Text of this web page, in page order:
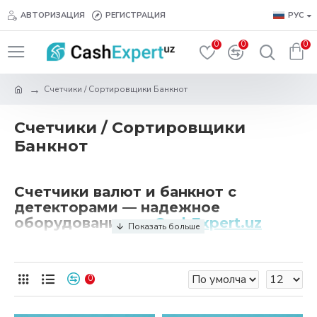
АВТОРИЗАЦИЯ РЕГИСТРАЦИЯ РУС
0 0 0
Счетчики / Сортировщики Банкнот
Счетчики / Сортировщики
Банкнот
Счетчики валют и банкнот с
детекторами — надежное
оборудование отCashExpert.uz
банкнот и сортировщики банкнот с детекцией для
точного пересчета и проверки подлинности
банкнот. Мы предлагаем широкий спектр
0